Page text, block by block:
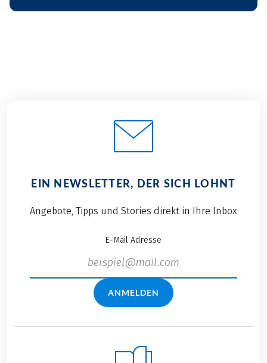
EIN NEWSLETTER, DER SICH LOHNT
Angebote, Tipps und Stories direkt in Ihre Inbox
E-Mail Adresse
ANMELDEN